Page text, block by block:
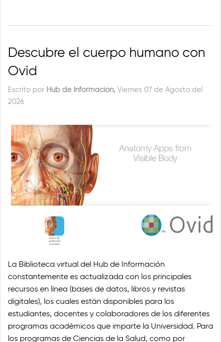
Descubre el cuerpo humano con
Ovid
Escrito por Hub de Información, Viernes 07 de Agosto del
2026
La Biblioteca virtual del Hub de Información
constantemente es actualizada con los principales
recursos en línea (bases de datos, libros y revistas
digitales), los cuales están disponibles para los
estudiantes, docentes y colaboradores de los diferentes
programas académicos que imparte la Universidad. Para
los programas de Ciencias de la Salud, como por